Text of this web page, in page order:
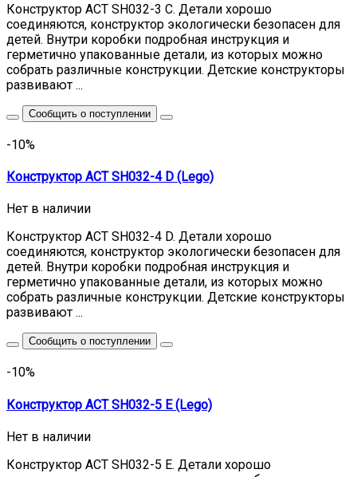
Конструктор ACT SH032-3 С. Детали хорошо
соединяются, конструктор экологически безопасен для
детей. Внутри коробки подробная инструкция и
герметично упакованные детали, из которых можно
собрать различные конструкции. Детские конструкторы
развивают ...
Сообщить о поступлении
-10%
Конструктор ACT SH032-4 D (Lego)
Нет в наличии
Конструктор ACT SH032-4 D. Детали хорошо
соединяются, конструктор экологически безопасен для
детей. Внутри коробки подробная инструкция и
герметично упакованные детали, из которых можно
собрать различные конструкции. Детские конструкторы
развивают ...
Сообщить о поступлении
-10%
Конструктор ACT SH032-5 E (Lego)
Нет в наличии
Конструктор ACT SH032-5 E. Детали хорошо